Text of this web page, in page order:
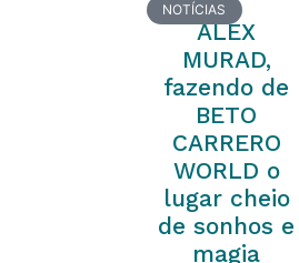
NOTÍCIAS
ALEX
MURAD,
fazendo de
BETO
CARRERO
WORLD o
lugar cheio
de sonhos e
magia